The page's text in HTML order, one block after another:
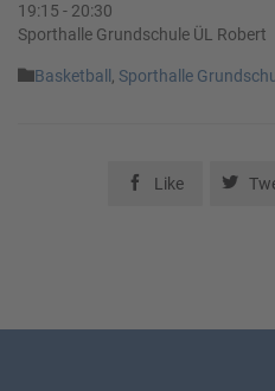
19:15 - 20:30
Sporthalle Grundschule ÜL Robert
Category
Basketball , Sporthalle
 Like 